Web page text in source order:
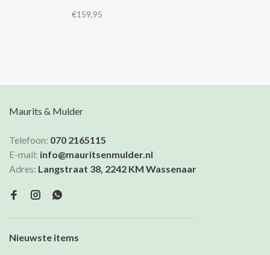
kraag, afhangende
€159,95
Maurits & Mulder
Telefoon: 070 2165115
E-mail: info@mauritsenmulder.nl
Adres: Langstraat 38, 2242 KM Wassenaar
Nieuwste items